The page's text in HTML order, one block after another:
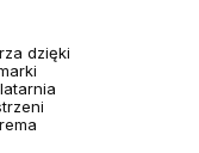
dzięki